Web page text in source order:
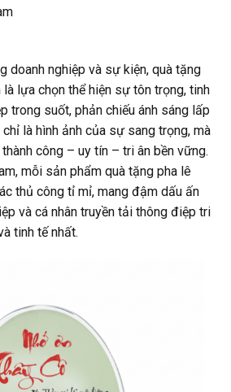
doanh nghiệp và sự kiện, quà tặng
lựa chọn thể hiện sự tôn trọng, tinh
trong suốt, phản chiếu ánh sáng lấp
là hình ảnh của sự sang trọng, mà
công – uy tín – tri ân bền vững.
mỗi sản phẩm quà tặng pha lê
thủ công tỉ mỉ, mang đậm dấu ấn
và cá nhân truyền tải thông điệp tri
tinh tế nhất.